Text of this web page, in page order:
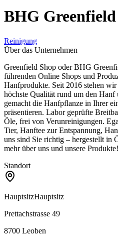
BHG
Reinigung
Über das Unternehmen
Greenfield Shop oder BHG
führenden Online Shops und
Hanfprodukte. Seit 2016 stehen
höchste Qualität rund um den Hanf
gemacht die Hanfpflanze in Ihrer
präsentieren. Labor geprüfte
Öle, frei von Verunreinigungen.
Tier, Hanftee zur Entspannung,
uns sind Sie richtig – hergestellt in
mehr über uns und unsere Produkte!
Standort
HauptsitzHauptsitz
Prettachstrasse 49
8700 Leoben